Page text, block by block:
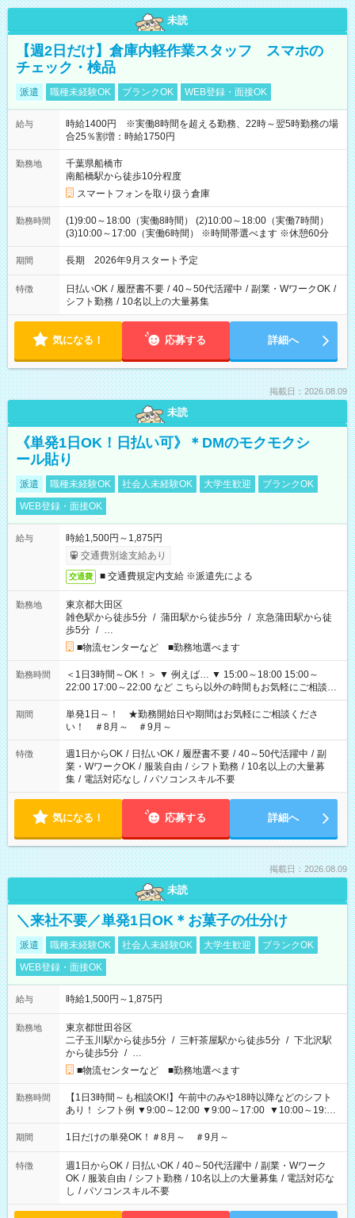
未読
【週2日だけ】倉庫内軽作業スタッフ スマホの
チェック・検品
派遣 職種未経験OK ブランクOK WEB登録・面接OK
給与
時給1400円 ※実働8時間を超える勤務、22時～翌5時勤務の場
合25％割増：時給1750円
勤務地
千葉県船橋市
南船橋駅から徒歩10分程度
スマートフォンを取り扱う倉庫
勤務時間
(1)9:00～18:00（実働8時間） (2)10:00～18:00（実働7時間）
(3)10:00～17:00（実働6時間） ※時間帯選べます ※休憩60分
期間 長期 2026年9月スタート予定
特徴 日払いOK / 履歴書不要 / 40～50代活躍中 / 副業・WワークOK /
シフト勤務 / 10名以上の大量募集
気になる！ 応募する 詳細へ
掲載日：2026.08.09
未読
《単発1日OK！日払い可》＊DMのモクモクシ
ール貼り
派遣 職種未経験OK 社会人未経験OK 大学生歓迎
ブランクOK
WEB登録・面接OK
給与
時給1,500円～1,875円
交通費別途支給あり
交通費 ■ 交通費規定内支給 ※派遣先による
勤務地
東京都大田区
雑色駅から徒歩5分 / 蒲田駅から徒歩5分 / 京急蒲田駅から徒
歩5分 / …
■物流センターなど ■勤務地選べます
勤務時間
＜1日3時間～OK！＞ ▼ 例えば… ▼ 15:00～18:00 15:00～
22:00 17:00～22:00 など こちら以外の時間もお気軽にご相談く
ださい！
期間
単発1日～！ ★勤務開始日や期間はお気軽にご相談くださ
い！ ＃8月～ ＃9月～
特徴 週1日からOK / 日払いOK / 履歴書不要 / 40～50代活躍中 / 副
業・WワークOK / 服装自由 / シフト勤務 / 10名以上の大量募
集 / 電話対応なし / パソコンスキル不要
気になる！ 応募する 詳細へ
掲載日：2026.08.09
未読
＼来社不要／単発1日OK＊お菓子の仕分け
派遣 職種未経験OK 社会人未経験OK 大学生歓迎
ブランクOK
WEB登録・面接OK
給与 時給1,500円～1,875円
勤務地
東京都世田谷区
二子玉川駅から徒歩5分 / 三軒茶屋駅から徒歩5分 / 下北沢駅
から徒歩5分 / …
■物流センターなど ■勤務地選べます
勤務時間
【1日3時間～も相談OK!】午前中のみや18時以降などのシフト
あり！ シフト例 ▼9:00～12:00 ▼9:00～17:00 ▼10:00～19:00
▼18:00～21:00
期間 1日だけの単発OK！＃8月～ ＃9月～
特徴 週1日からOK / 日払いOK / 40～50代活躍中 / 副業・Wワーク
OK / 服装自由 / シフト勤務 / 10名以上の大量募集 / 電話対応な
し / パソコンスキル不要